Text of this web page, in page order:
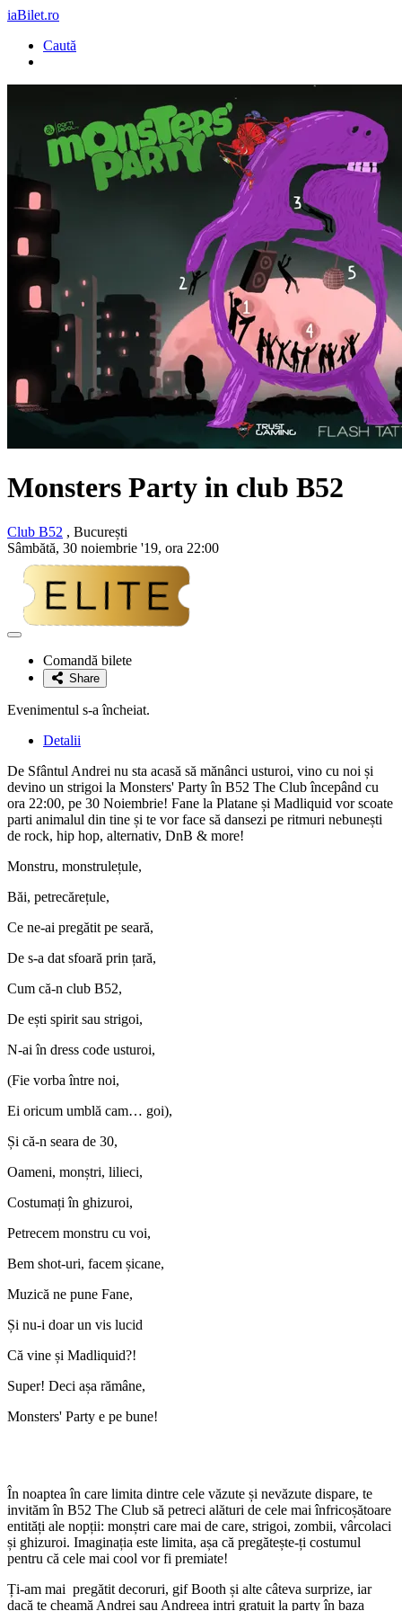
iaBilet.ro
Caută
Monsters Party in club B52
Club B52 , București
Sâmbătă, 30 noiembrie '19, ora 22:00
Adaugă
favoriteComandă bilete
Share
Evenimentul s-a încheiat.
Detalii
De Sfântul Andrei nu sta acasă să mănânci usturoi, vino cu noi și
devino un strigoi la Monsters' Party în B52 The Club începând cu
ora 22:00, pe 30 Noiembrie! Fane la Platane și Madliquid vor scoate
parti animalul din tine și te vor face să dansezi pe ritmuri nebunești
de rock, hip hop, alternativ, DnB & more!
Monstru, monstrulețule,
Băi, petrecărețule,
Ce ne-ai pregătit pe seară,
De s-a dat sfoară prin țară,
Cum că-n club B52,
De ești spirit sau strigoi,
N-ai în dress code usturoi,
(Fie vorba între noi,
Ei oricum umblă cam… goi),
Și că-n seara de 30,
Oameni, monștri, lilieci,
Costumați în ghizuroi,
Petrecem monstru cu voi,
Bem shot-uri, facem șicane,
Muzică ne pune Fane,
Și nu-i doar un vis lucid
Că vine și Madliquid?!
Super! Deci așa rămâne,
Monsters' Party e pe bune!
În noaptea în care limita dintre cele văzute și nevăzute dispare, te
invităm în B52 The Club să petreci alături de cele mai înfricoșătoare
entități ale nopții: monștri care mai de care, strigoi, zombii, vârcolaci
și ghizuroi. Imaginația este limita, așa că pregătește-ți costumul
pentru că cele mai cool vor fi premiate!
Ți-am mai pregătit decoruri, gif Booth și alte câteva surprize, iar
dacă te cheamă Andrei sau Andreea intri gratuit la party în baza